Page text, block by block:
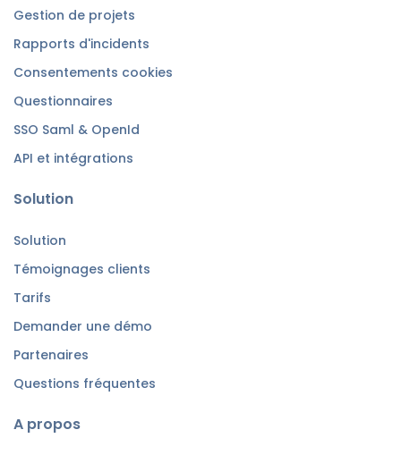
Gestion de projets
Rapports d'incidents
Consentements cookies
Questionnaires
SSO Saml & OpenId
API et intégrations
Solution
Solution
Témoignages clients
Tarifs
Demander une démo
Partenaires
Questions fréquentes
A propos